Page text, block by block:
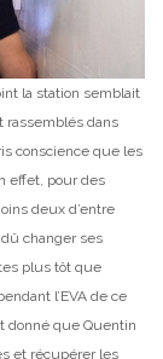
la station semblait
rassemblés dans
conscience que les
effet, pour des
deux d’entre
changer ses
plus tôt que
l’EVA de ce
donné que Quentin
et récupérer les